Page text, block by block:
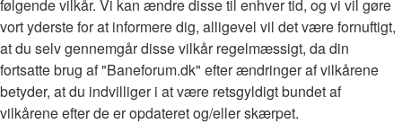
følgende vilkår. Vi kan ændre disse til enhver tid, og vi vil gøre
vort yderste for at informere dig, alligevel vil det være fornuftigt,
at du selv gennemgår disse vilkår regelmæssigt, da din
fortsatte brug af "Baneforum.dk" efter ændringer af vilkårene
betyder, at du indvilliger i at være retsgyldigt bundet af
vilkårene efter de er opdateret og/eller skærpet.